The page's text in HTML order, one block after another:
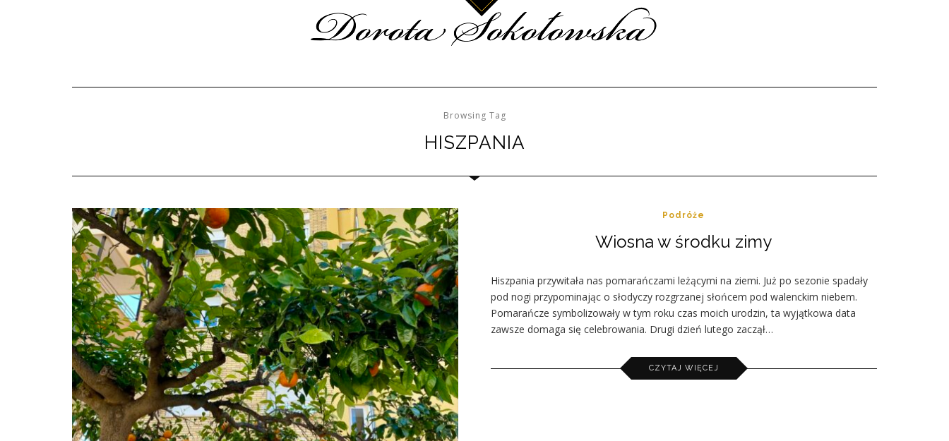
Browsing Tag
HISZPANIA
Podróże
Wiosna w środku zimy
Hiszpania przywitała nas pomarańczami leżącymi na ziemi. Już po sezonie spadały
pod nogi przypominając o słodyczy rozgrzanej słońcem pod walenckim niebem.
Pomarańcze symbolizowały w tym roku czas moich urodzin, ta wyjątkowa data
zawsze domaga się celebrowania. Drugi dzień lutego zaczął…
CZYTAJ WIĘCEJ